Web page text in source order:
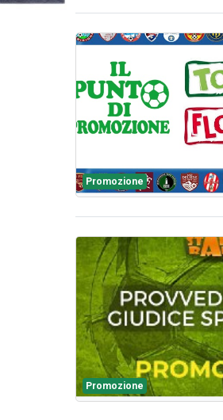
Promozione
Promozione